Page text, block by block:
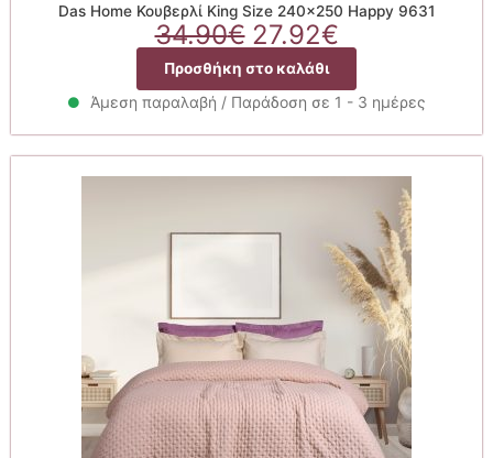
Das Home Κουβερλί King Size 240×250 Happy 9631
34.90€ Original
price
was:
34.90€.
27.92€Η
τρέχουσα
τιμή
είναι:
27.92€.
Προσθήκη στο καλάθι
Άμεση παραλαβή / Παράδοση σε 1 - 3 ημέρες